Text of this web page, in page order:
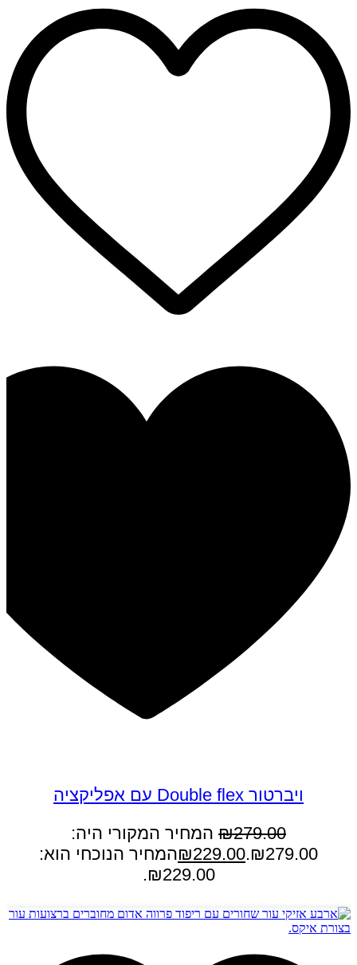
ויברטור Double flex עם אפליקציה
₪279.00
המחיר המקורי היה:
₪279.00.
₪229.00
המחיר הנוכחי הוא:
₪229.00.